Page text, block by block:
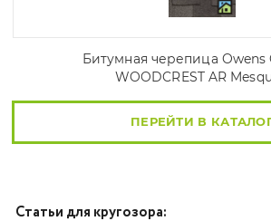
Битумная черепица Owens
WOODCREST AR
ПЕРЕЙТИ В
Статьи для кругозора: